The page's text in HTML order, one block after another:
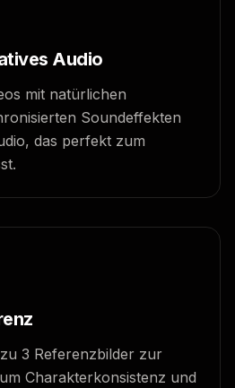
Audio
mit natürlichen
Soundeffekten
das perfekt zum
3 Referenzbilder zur
Charakterkonsistenz und